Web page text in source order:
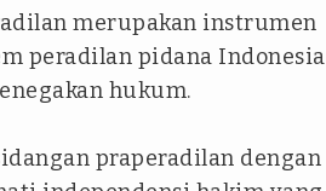
merupakan instrumen
peradilan pidana Indonesia
hukum.
praperadilan dengan